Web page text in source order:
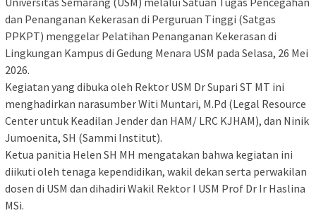
dan Penanganan Kekerasan di Perguruan Tinggi (Satgas
PPKPT) menggelar Pelatihan Penanganan Kekerasan di
Lingkungan Kampus di Gedung Menara USM pada Selasa, 26 Mei
2026.
Kegiatan yang dibuka oleh Rektor USM Dr Supari ST MT ini
menghadirkan narasumber Witi Muntari, M.Pd (Legal Resource
Center untuk Keadilan Jender dan HAM/ LRC KJHAM), dan Ninik
Jumoenita, SH (Sammi Institut).
Ketua panitia Helen SH MH mengatakan bahwa kegiatan ini
diikuti oleh tenaga kependidikan, wakil dekan serta perwakilan
dosen di USM dan dihadiri Wakil Rektor I USM Prof Dr Ir Haslina
MSi.